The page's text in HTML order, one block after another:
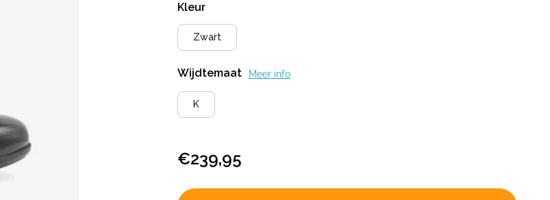
Kleur
Zwart
Wijdtemaat Meer info
K
€239,95